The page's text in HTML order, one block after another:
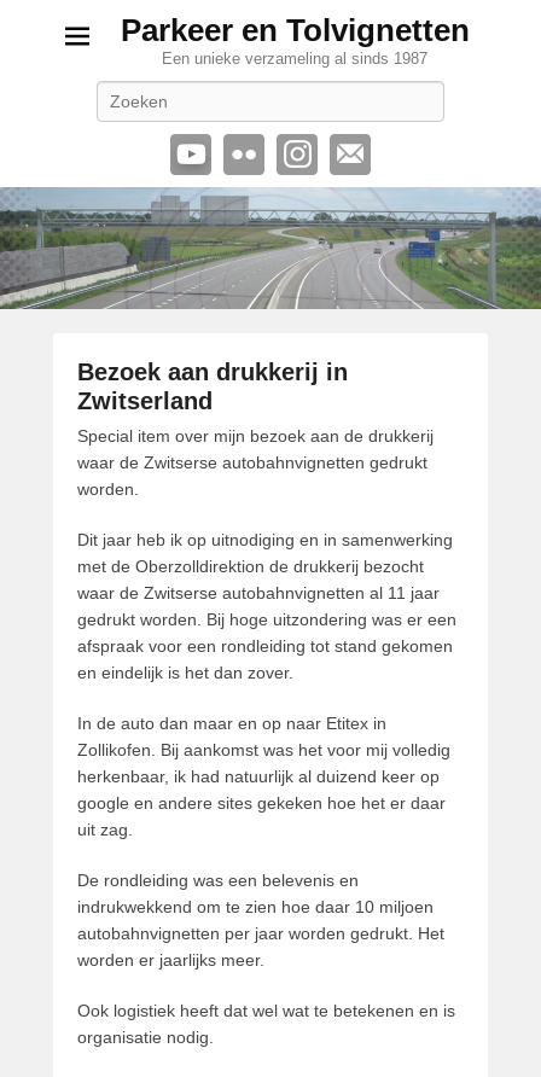
Parkeer en Tolvignetten
Een unieke verzameling al sinds 1987
Bezoek aan drukkerij in
Zwitserland
G
e
p
a
a
t
s
t
o
2
j
u
n
i
0
1
7
d
o
r
Special item over mijn bezoek aan de drukkerij
waar de Zwitserse autobahnvignetten gedrukt
worden.
Dit jaar heb ik op uitnodiging en in samenwerking
met de Oberzolldirektion de drukkerij bezocht
waar de Zwitserse autobahnvignetten al 11 jaar
gedrukt worden. Bij hoge uitzondering was er een
afspraak voor een rondleiding tot stand gekomen
en eindelijk is het dan zover.
In de auto dan maar en op naar Etitex in
Zollikofen. Bij aankomst was het voor mij volledig
herkenbaar, ik had natuurlijk al duizend keer op
google en andere sites gekeken hoe het er daar
uit zag.
De rondleiding was een belevenis en
indrukwekkend om te zien hoe daar 10 miljoen
autobahnvignetten per jaar worden gedrukt. Het
worden er jaarlijks meer.
Ook logistiek heeft dat wel wat te betekenen en is
organisatie nodig.